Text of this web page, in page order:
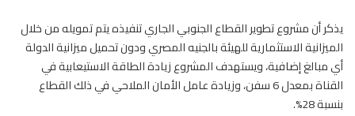
يذكر أن مشروع تطوير القطاع الجنوبي الجاري تنفيذه يتم تمويله من خلال
الميزانية الاستثمارية للهيئة بالجنيه المصري ودون تحميل ميزانية الدولة
أي مبالغ إضافية، ويستهدف المشروع زيادة الطاقة الاستيعابية في
القناة بمعدل 6 سفن، وزيادة عامل الأمان الملاحي في ذلك القطاع
بنسبة 28%.